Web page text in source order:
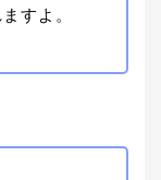
すよ。